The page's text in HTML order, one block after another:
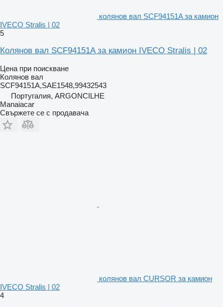
колянов вал SCF94151A за камион
IVECO Stralis | 02
5
Колянов вал SCF94151A за камион IVECO Stralis | 02
Цена при поискване
Колянов вал
SCF94151A,SAE1548,99432543
Португалия, ARGONCILHE
Manaiacar
Свържете се с продавача
колянов вал CURSOR за камион
IVECO Stralis | 02
4